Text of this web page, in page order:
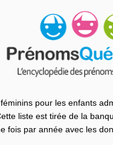
pour les enfants
liste est tirée de la
fois par année avec les